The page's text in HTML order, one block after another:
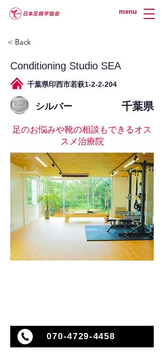
menu
< Back
Conditioning Studio SEA
千葉県印西市若萩1-2-2-204
シルバー 千葉県
足のお悩みや靴の相談もできるオス
スメ治療院
070-4729-4458